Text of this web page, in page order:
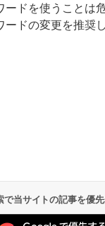
ードを使うことは
ドの変更を推奨し
当サイトの記事を優